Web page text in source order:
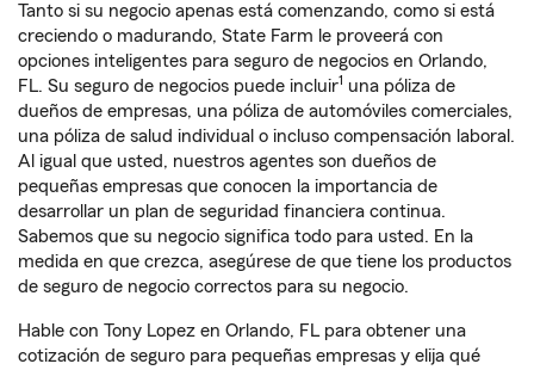
Tanto si su negocio apenas está comenzando, como si está
creciendo o madurando, State Farm le proveerá con
opciones inteligentes para seguro de negocios en Orlando,
FL. Su seguro de negocios puede incluir1 una póliza de
dueños de empresas, una póliza de automóviles comerciales,
una póliza de salud individual o incluso compensación laboral.
Al igual que usted, nuestros agentes son dueños de
pequeñas empresas que conocen la importancia de
desarrollar un plan de seguridad financiera continua.
Sabemos que su negocio significa todo para usted. En la
medida en que crezca, asegúrese de que tiene los productos
de seguro de negocio correctos para su negocio.
Hable con Tony Lopez en Orlando, FL para obtener una
cotización de seguro para pequeñas empresas y elija qué